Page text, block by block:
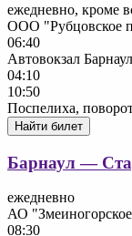
ежедневно, кроме
ООО "Рубцовское
06:40
Автовокзал Барнаул
04:10
10:50
Поспелиха,
Найти билет
Барнаул —
ежедневно
АО
08:30